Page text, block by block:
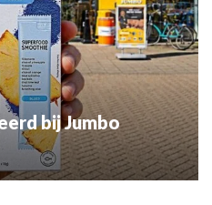
bij Jumbo